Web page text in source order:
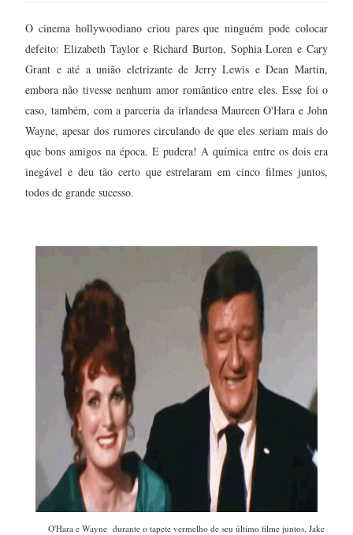
O cinema hollywoodiano criou pares que ninguém pode colocar
defeito: Elizabeth Taylor e Richard Burton, Sophia Loren e Cary
Grant e até a união eletrizante de Jerry Lewis e Dean Martin,
embora não tivesse nenhum amor romântico entre eles. Esse foi o
caso, também, com a parceria da irlandesa Maureen O'Hara e John
Wayne, apesar dos rumores circulando de que eles seriam mais do
que bons amigos na época. E pudera! A química entre os dois era
inegável e deu tão certo que estrelaram em cinco filmes juntos,
todos de grande sucesso.
O'Hara e Wayne durante o tapete vermelho de seu último filme juntos, Jake